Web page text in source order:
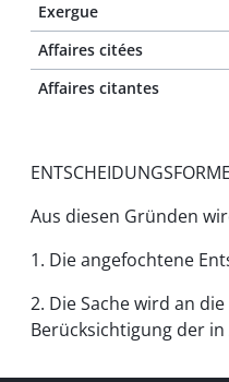
Exergue
Affaires citées
Affaires citantes
Aus diesen Gründen
1. Die angefochtene
2. Die Sache wird an
Berücksichtigung der